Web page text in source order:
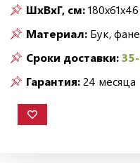
ШxВxГ, см:180x61x46
Материал: Бук,
Сроки доставки:
Гарантия:24 месяца